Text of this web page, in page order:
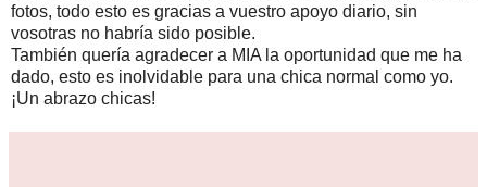
fotos, todo esto es gracias a vuestro apoyo diario, sin
vosotras no habría sido posible.
También quería agradecer a MIA la oportunidad que me ha
dado, esto es inolvidable para una chica normal como yo.
¡Un abrazo chicas!